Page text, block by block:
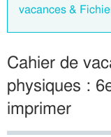
vacances &
Cahier de
physiques :
imprimer